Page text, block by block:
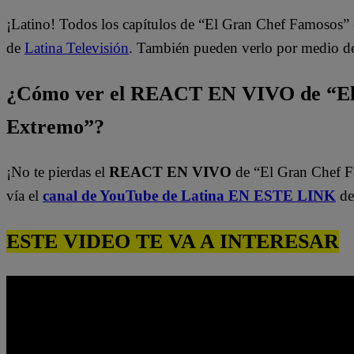
¡Latino! Todos los capítulos de “El Gran Chef
de Latina Televisión. También pueden verlo por medio
¿Cómo ver el REACT EN VIVO de
Extremo”?
¡No te pierdas el REACT EN VIVO de “El Gran Chef
vía el canal de YouTube de Latina EN ESTE LINK
ESTE VIDEO TE VA A INTERESAR